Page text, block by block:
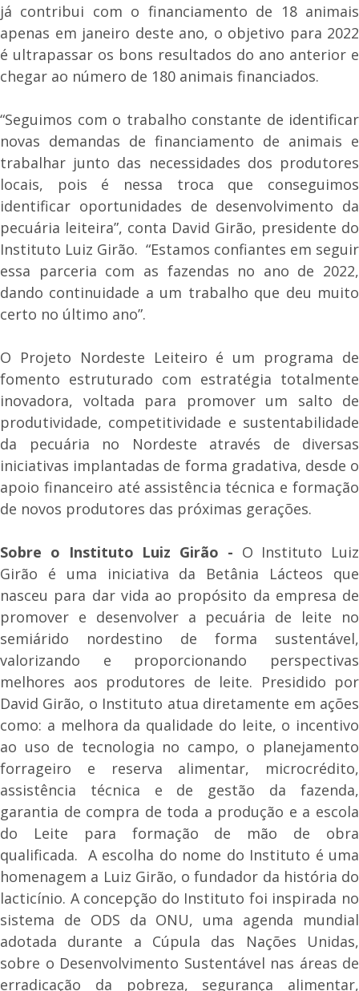
já contribui com o financiamento de 18 animais
apenas em janeiro deste ano, o objetivo para 2022
é ultrapassar os bons resultados do ano anterior e
chegar ao número de 180 animais financiados.
“Seguimos com o trabalho constante de identificar
novas demandas de financiamento de animais e
trabalhar junto das necessidades dos produtores
locais, pois é nessa troca que conseguimos
identificar oportunidades de desenvolvimento da
pecuária leiteira”, conta David Girão, presidente do
Instituto Luiz Girão. “Estamos confiantes em seguir
essa parceria com as fazendas no ano de 2022,
dando continuidade a um trabalho que deu muito
certo no último ano”.
O Projeto Nordeste Leiteiro é um programa de
fomento estruturado com estratégia totalmente
inovadora, voltada para promover um salto de
produtividade, competitividade e sustentabilidade
da pecuária no Nordeste através de diversas
iniciativas implantadas de forma gradativa, desde o
apoio financeiro até assistência técnica e formação
de novos produtores das próximas gerações.
Sobre o Instituto Luiz Girão - O Instituto Luiz
Girão é uma iniciativa da Betânia Lácteos que
nasceu para dar vida ao propósito da empresa de
promover e desenvolver a pecuária de leite no
semiárido nordestino de forma sustentável,
valorizando e proporcionando perspectivas
melhores aos produtores de leite. Presidido por
David Girão, o Instituto atua diretamente em ações
como: a melhora da qualidade do leite, o incentivo
ao uso de tecnologia no campo, o planejamento
forrageiro e reserva alimentar, microcrédito,
assistência técnica e de gestão da fazenda,
garantia de compra de toda a produção e a escola
do Leite para formação de mão de obra
qualificada. A escolha do nome do Instituto é uma
homenagem a Luiz Girão, o fundador da história do
lacticínio. A concepção do Instituto foi inspirada no
sistema de ODS da ONU, uma agenda mundial
adotada durante a Cúpula das Nações Unidas,
sobre o Desenvolvimento Sustentável nas áreas de
erradicação da pobreza, segurança alimentar,